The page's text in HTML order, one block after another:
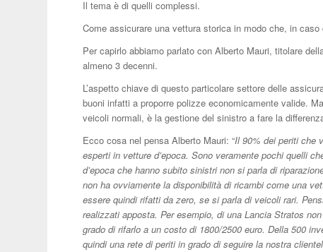
Il tema è di quelli complessi.
Come assicurare una vettura storica in modo che, in
Per capirlo abbiamo parlato con Alberto Mauri, titolare
almeno 3 decenni.
L’aspetto chiave di questo particolare settore delle
buoni infatti a proporre polizze economicamente valide.
veicoli normali, è la gestione del sinistro a fare la
Ecco cosa nel pensa Alberto Mauri: “Il 90% dei periti che
esperti in vetture d’epoca. Sono veramente pochi quelli
d’epoca che hanno subito sinistri non si parla di
non ha ovviamente la disponibilità di ricambi come una
essere quindi rifatti da zero, se si parla di veicoli rari.
realizzati apposta. Per esempio, di una Lancia Stratos
grado di rifarlo a un costo di 1800/2500 euro. Della 500
quindi una rete di periti in grado di seguire la nostra